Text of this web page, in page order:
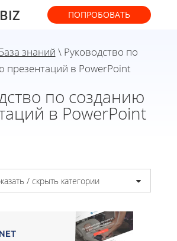
ПОПРОБОВАТЬ
знаний \ Руководство по
презентаций в PowerPoint
по созданию
в PowerPoint
/ скрыть категории